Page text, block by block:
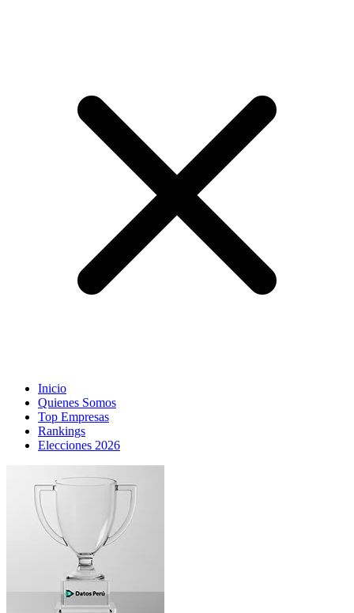
Inicio
Quienes Somos
Top Empresas
Rankings
Elecciones 2026